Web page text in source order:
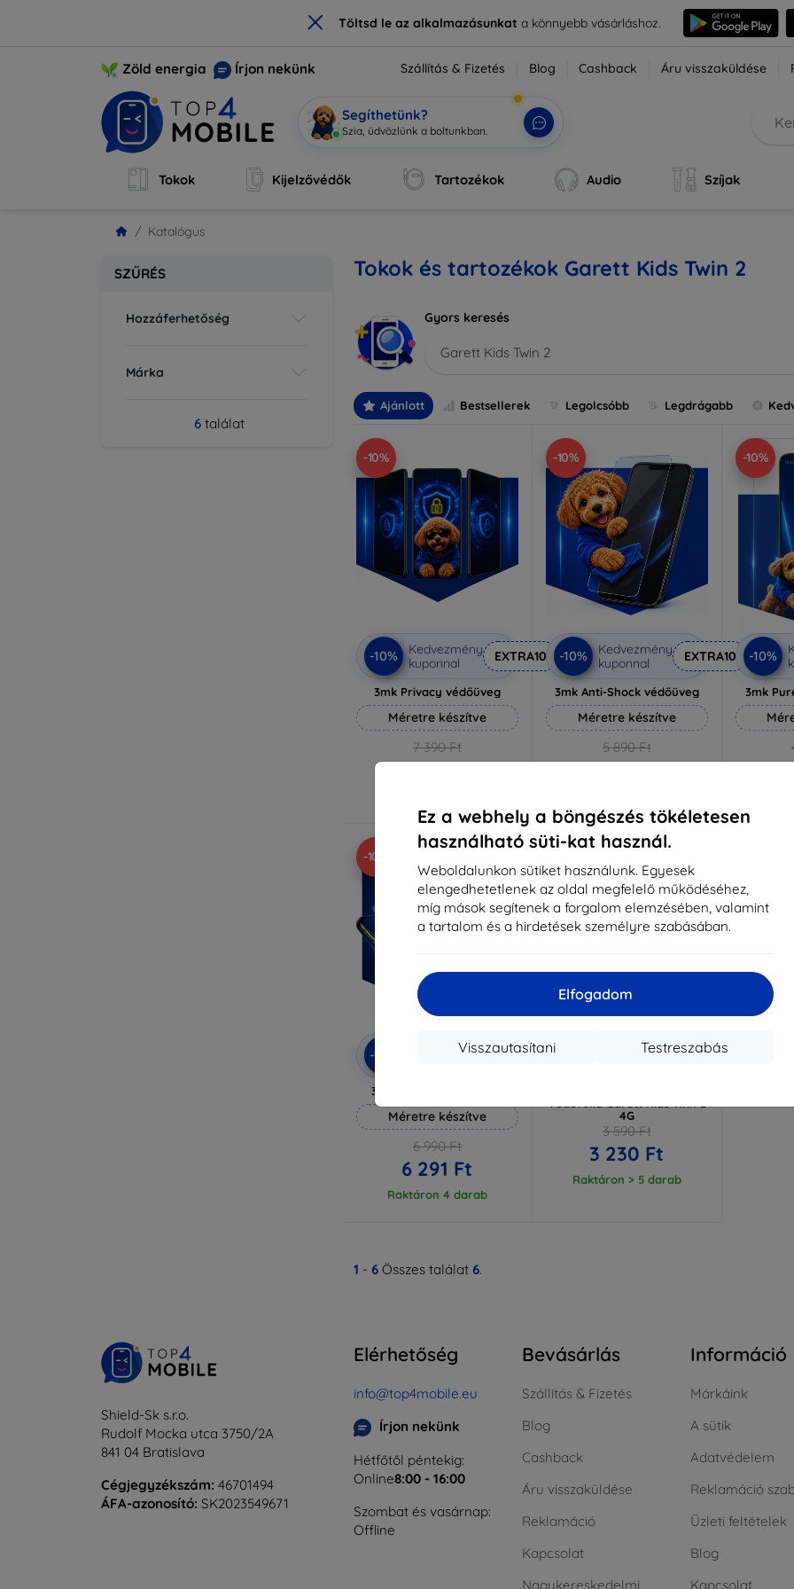
× Töltsd le az alkalmazásunkata könnyebb vásárláshoz.
Ez a webhely a böngészés tökéletesen
használható süti-kat használ.
Weboldalunkon sütiket használunk. Egyesek
elengedhetetlenek az oldal megfelelő működéséhez,
míg mások segítenek a forgalom elemzésében, valamint
a tartalom és a hirdetések személyre szabásában.
Elfogadom
Testreszabás
Visszautasítani
Zöld energia Írjon nekünk Szállítás & Fizetés Blog Cashback Áru visszaküldése
Segíthetünk?
Sz|
Tokok Kijelzővédők Tartozékok Audio Szíjak
Katalógus
SZŰRÉS
Hozzáferhetőség
Márka
6találat
Tokok és tartozékok Garett Kids Twin 2
Gyors keresés
Garett Kids Twin 2
Ajánlott Bestsellerek Legolcsóbb Legdrágabb
-10%
-10%
Kedvezmény
kuponnal
EXTRA10
3mk Privacy védőüveg
Méretre készítve
7 390 Ft
6 651 Ft
-10%
-10%
Kedvezmény
kuponnal
EXTRA10
3mk Anti-Shock védőüveg
Méretre készítve
5 890 Ft
5 301 Ft
-10%
-10%
3mk
-10%
-10%
Kedvezmény
EXTRA10
3mk Hammer védőfólia
Méretre készítve
6 990 Ft
6 291 Ft
Raktáron 4 darab
Kedvezmény
EXTRA10
4G
3 590 Ft
3 230 Ft
Raktáron > 5 darab
1 - 6 Összes találat 6.
Shield-Sk s.r.o.
Rudolf Mocka utca 3750/2A
841 04 Bratislava
Cégjegyzékszám: 46701494
ÁFA-azonosító: SK2023549671
Elérhetőség
info@top4mobile.eu
Írjon nekünk
Hétfőtől péntekig:
Online8:00 - 16:00
Szombat és vasárnap:
Offline
Bevásárlás
Szállítás & Fizetés
Blog
Cashback
Áru visszaküldése
Reklamáció
Kapcsolat
Nagykereskedelmi
Információ
Márkáink
A sütik
Adatvédelem
Reklamáció
Üzleti feltételek
Blog
Kapcsolat